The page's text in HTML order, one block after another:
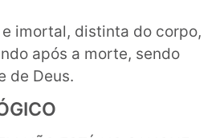
imortal, distinta do corpo,
após a morte, sendo
de Deus.